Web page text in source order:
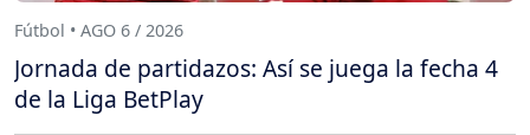
Fútbol • AGO 6 / 2026
Jornada de partidazos: Así se juega la fecha 4
de la Liga BetPlay